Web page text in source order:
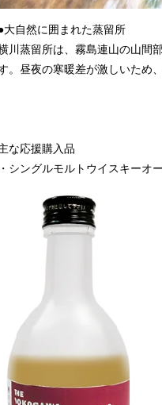
大自然に囲まれた蒸留所
川蒸留所は、霧島連山の山間
。昼夜の寒暖差が激しいため
な応援購入品
・シングルモルトウイスキーオ